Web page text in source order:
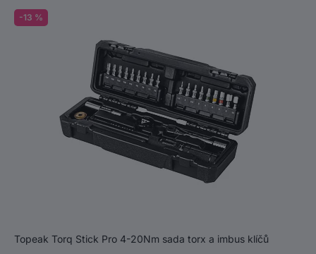
-13 %
Topeak Torq Stick Pro 4-20Nm sada torx a imbus klíčů